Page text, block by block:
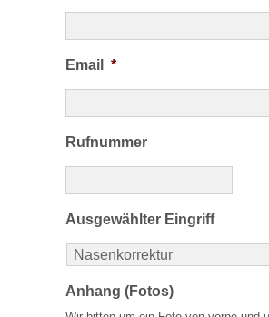
Email *
Rufnummer
Ausgewählter Eingriff
Anhang (Fotos)